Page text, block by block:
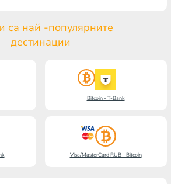
са най -популярните
дестинации
Bitcoin - T-Bank
Visa/MasterCard RUB - Bitcoin